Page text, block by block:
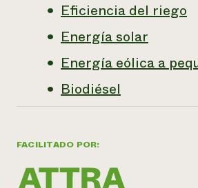
FACILITADO POR:
Eficiencia del riego
Energía solar
Energía eólica a
Biodiésel